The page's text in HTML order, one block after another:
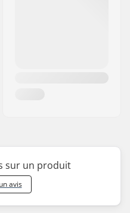
sur un produit
avis